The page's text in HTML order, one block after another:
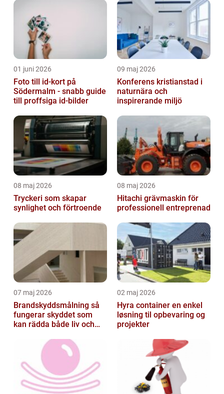
01 juni 2026
Foto till id-kort på
Södermalm - snabb guide
till proffsiga id-bilder
09 maj 2026
Konferens kristianstad i
naturnära och
inspirerande miljö
08 maj 2026
Tryckeri som skapar
synlighet och förtroende
08 maj 2026
Hitachi grävmaskin för
professionell entreprenad
07 maj 2026
Brandskyddsmålning så
fungerar skyddet som
kan rädda både liv och
02 maj 2026
Hyra container en enkel
løsning til opbevaring og
projekter